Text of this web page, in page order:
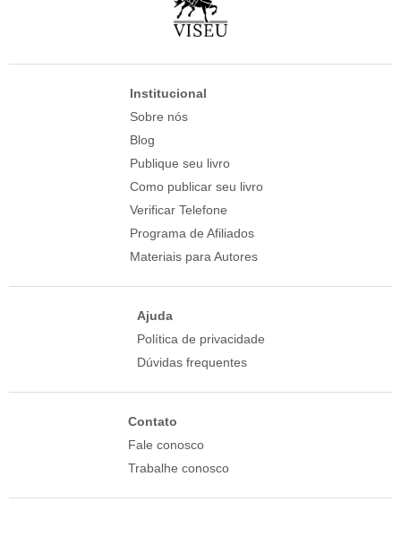
Institucional
Sobre nós
Blog
Publique seu livro
Como publicar seu livro
Verificar Telefone
Programa de Afiliados
Materiais para Autores
Ajuda
Política de privacidade
Dúvidas frequentes
Contato
Fale conosco
Trabalhe conosco